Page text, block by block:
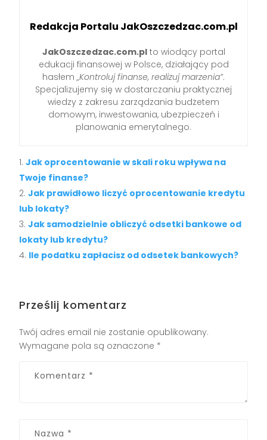
Redakcja Portalu JakOszczedzac.com.pl
JakOszczedzac.com.plto wiodący portal
edukacji finansowej w Polsce, działający pod
hasłem „Kontroluj finanse, realizuj marzenia”.
Specjalizujemy się w dostarczaniu praktycznej
wiedzy z zakresu zarządzania budżetem
domowym, inwestowania, ubezpieczeń i
planowania emerytalnego.
Jak oprocentowanie w skali roku wpływa na
Twoje finanse?
Jak prawidłowo liczyć oprocentowanie kredytu
lub lokaty?
Jak samodzielnie obliczyć odsetki bankowe od
lokaty lub kredytu?
Ile podatku zapłacisz od odsetek bankowych?
Prześlij komentarz
Twój adres email nie zostanie opublikowany.
Wymagane pola są oznaczone *